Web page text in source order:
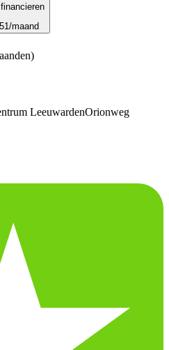
/maand
LeeuwardenOrionweg